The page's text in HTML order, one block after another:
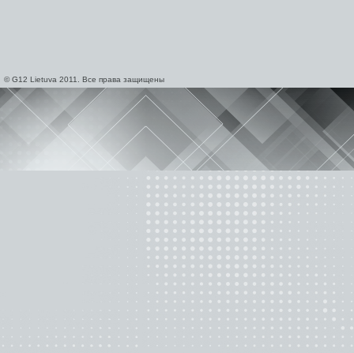
© G12 Lietuva 2011. Все права защищены